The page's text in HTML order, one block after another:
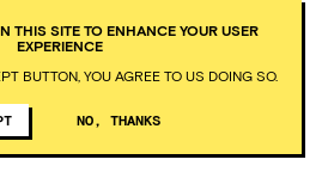
THIS SITE TO ENHANCE YOUR USER
EXPERIENCE
BUTTON, YOU AGREE TO US DOING SO.
NO, THANKS